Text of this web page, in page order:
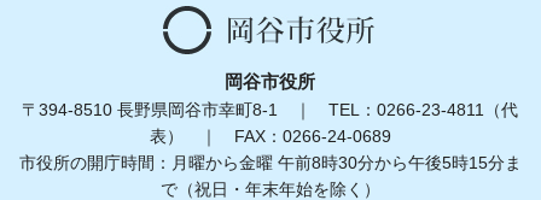
岡谷市役所
〒394-8510 長野県岡谷市幸町8-1 ｜ TEL：0266-23-4811（代
表） ｜ FAX：0266-24-0689
市役所の開庁時間：月曜から金曜 午前8時30分から午後5時15分ま
で（祝日・年末年始を除く）